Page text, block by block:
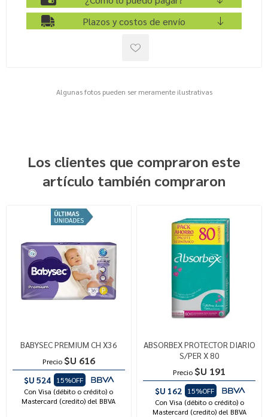
Plazos y costos de envío
Algunas fotos pueden ser meramente ilustrativas
Los clientes que compraron este
artículo también compraron
BABYSEC PREMIUM CH X36
Precio $U 616
$U 524
15%OFF
Con Visa (débito o crédito) o
Mastercard (credito) del BBVA
ABSORBEX PROTECTOR DIARIO
S/PER X 80
Precio $U 191
$U 162
15%OFF
Con Visa (débito o crédito) o
Mastercard (credito) del BBVA